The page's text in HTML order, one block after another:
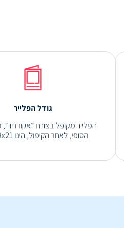
גודל הפלייר
הפלייר מקופל בצורת ״אקורדיון״,
הסופי, לאחר הקיפול, הינו 9.9x21 ס״מ